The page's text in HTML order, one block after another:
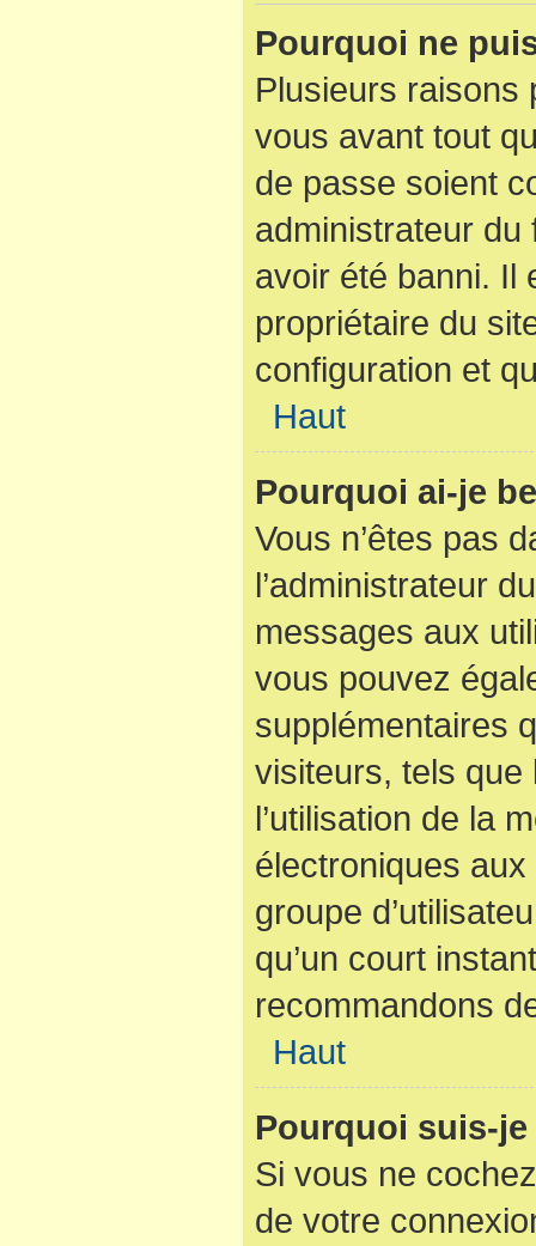
Pourquoi ne
Plusieurs raisons
vous avant tout
de passe soient
administrateur
avoir été banni. Il
propriétaire du
configuration et
Haut
Pourquoi ai-je
Vous n’êtes pas
l’administrateur
messages aux
vous pouvez
supplémentaires
visiteurs, tels que
l’utilisation de la
électroniques aux
groupe
qu’un court
recommandons
Haut
Pourquoi suis-
Si vous ne
de votre